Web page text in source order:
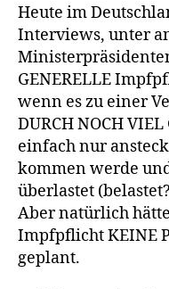
Heute im
Interviews, unter
GENERELLE
wenn es zu einer
DURCH NOCH
einfach nur
kommen werde
überlastet
Aber natürlich
Impfpflicht KEINE
geplant.